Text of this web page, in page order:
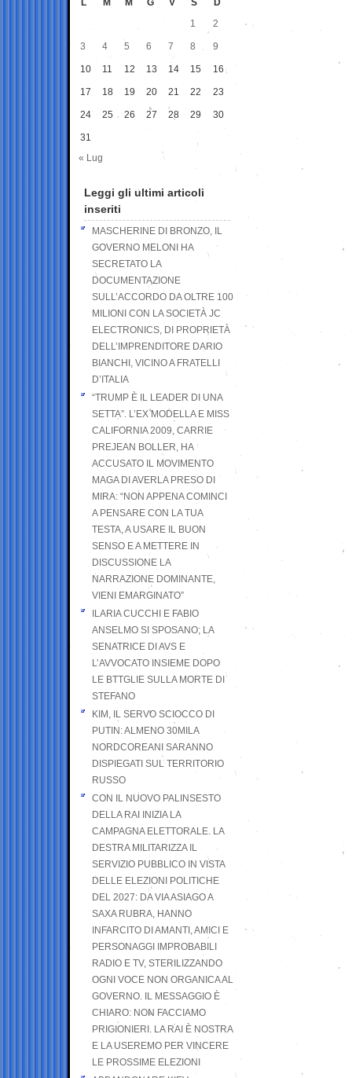
L M M G V S
D
1
2
3 4 5 6 7 8 9
10 11 12 13 14 15 16
17 18 19 20 21 22 23
24 25 26 27 28 29 30
31
« Lug
Leggi gli ultimi articoli
inseriti
MASCHERINE DI BRONZO, IL
GOVERNO MELONI HA
SECRETATO LA
DOCUMENTAZIONE
SULL’ACCORDO DA OLTRE 100
MILIONI CON LA SOCIETÀ JC
ELECTRONICS, DI PROPRIETÀ
DELL’IMPRENDITORE DARIO
BIANCHI, VICINO A FRATELLI
D’ITALIA
“TRUMP È IL LEADER DI UNA
SETTA”. L’EX MODELLA E MISS
CALIFORNIA 2009, CARRIE
PREJEAN BOLLER, HA
ACCUSATO IL MOVIMENTO
MAGA DI AVERLA PRESO DI
MIRA: “NON APPENA COMINCI
A PENSARE CON LA TUA
TESTA, A USARE IL BUON
SENSO E A METTERE IN
DISCUSSIONE LA
NARRAZIONE DOMINANTE,
VIENI EMARGINATO”
ILARIA CUCCHI E FABIO
ANSELMO SI SPOSANO; LA
SENATRICE DI AVS E
L’AVVOCATO INSIEME DOPO
LE BTTGLIE SULLA MORTE DI
STEFANO
KIM, IL SERVO SCIOCCO DI
PUTIN: ALMENO 30MILA
NORDCOREANI SARANNO
DISPIEGATI SUL TERRITORIO
RUSSO
CON IL NUOVO PALINSESTO
DELLA RAI INIZIA LA
CAMPAGNA ELETTORALE. LA
DESTRA MILITARIZZA IL
SERVIZIO PUBBLICO IN VISTA
DELLE ELEZIONI POLITICHE
DEL 2027: DA VIA ASIAGO A
SAXA RUBRA, HANNO
INFARCITO DI AMANTI, AMICI E
PERSONAGGI IMPROBABILI
RADIO E TV, STERILIZZANDO
OGNI VOCE NON ORGANICA AL
GOVERNO. IL MESSAGGIO È
CHIARO: NON FACCIAMO
PRIGIONIERI. LA RAI È NOSTRA
E LA USEREMO PER VINCERE
LE PROSSIME ELEZIONI